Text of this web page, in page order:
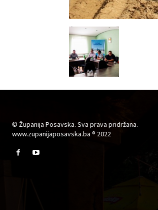
© Županija Posavska. Sva prava pridržana.
www.zupanijaposavska.ba ® 2022